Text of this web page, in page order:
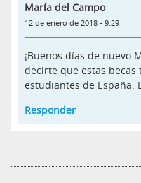
María del Campo
12 de enero de 2018 - 9:29
¡Buenos días de nuevo
decirte que estas
estudiantes de España.
Responder